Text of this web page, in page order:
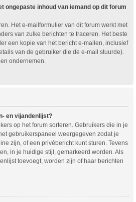
ongepaste inhoud van iemand op dit forum
Het e-mailformulier van dit forum werkt met
van zulke berichten te traceren. Het beste
een kopie van het bericht e-mailen, inclusief
van de gebruiker die de e-mail stuurde).
ondernemen.
en vijandenlijst?
op het forum sorteren. Gebruikers die in je
gebruikerspaneel weergegeven zodat je
zijn, of een privébericht kunt sturen. Tevens
in je huidige stijl, gemarkeerd worden. Als
toevoegt, worden zijn of haar berichten